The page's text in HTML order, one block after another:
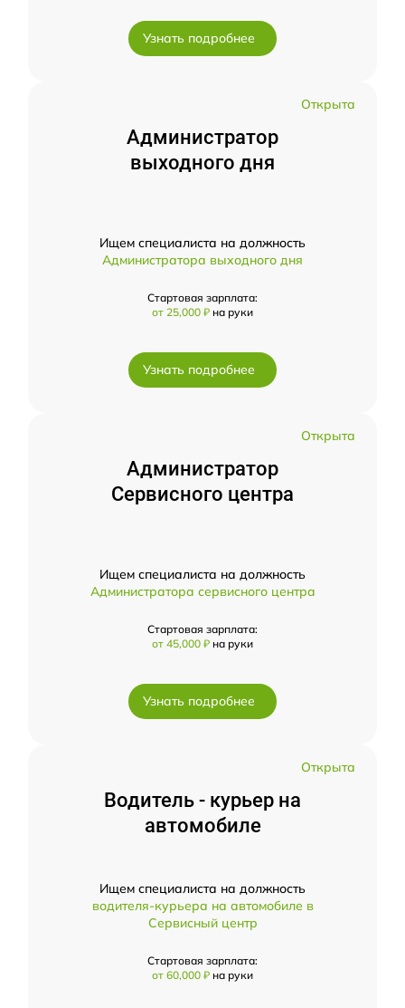
Узнать подробнее
Открыта
Администратор
выходного дня
Ищем специалиста на должность
Администратора выходного дня
Стартовая зарплата:
от 25,000 ₽ на руки
Узнать подробнее
Открыта
Администратор
Сервисного центра
Ищем специалиста на должность
Администратора сервисного центра
Стартовая зарплата:
от 45,000 ₽ на руки
Узнать подробнее
Открыта
Водитель - курьер на
автомобиле
Ищем специалиста на должность
водителя-курьера на автомобиле в
Сервисный центр
Стартовая зарплата:
от 60,000 ₽ на руки